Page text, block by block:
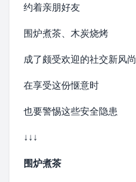
约着亲朋好友
围炉煮茶、木炭烧烤
成了颇受欢迎的社交新风尚
在享受这份惬意时
也要警惕这些安全隐患
↓↓↓
围炉煮茶